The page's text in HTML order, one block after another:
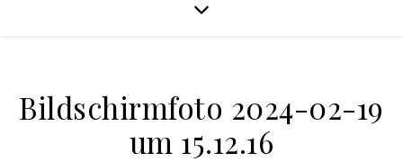
Bildschirmfoto 2024-02-19
um 15.12.16